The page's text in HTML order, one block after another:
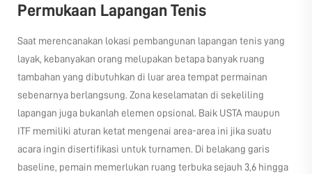
Permukaan Lapangan Tenis
Saat merencanakan lokasi pembangunan lapangan tenis yang
layak, kebanyakan orang melupakan betapa banyak ruang
tambahan yang dibutuhkan di luar area tempat permainan
sebenarnya berlangsung. Zona keselamatan di sekeliling
lapangan juga bukanlah elemen opsional. Baik USTA maupun
ITF memiliki aturan ketat mengenai area-area ini jika suatu
acara ingin disertifikasi untuk turnamen. Di belakang garis
baseline, pemain memerlukan ruang terbuka sejauh 3,6 hingga